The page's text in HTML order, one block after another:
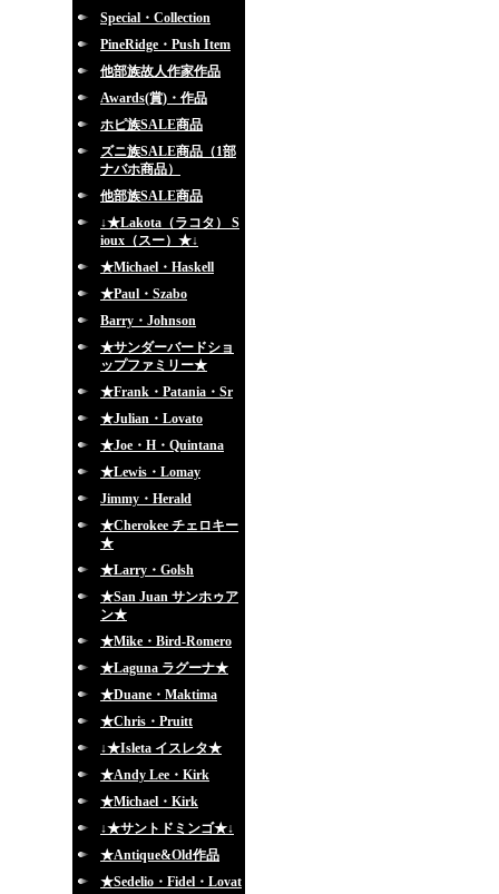
Special・Collection
PineRidge・Push Item
他部族故人作家作品
Awards(賞)・作品
ホピ族SALE商品
ズニ族SALE商品（1部
ナバホ商品）
他部族SALE商品
↓★Lakota（ラコタ） S
ioux（スー）★↓
★Michael・Haskell
★Paul・Szabo
Barry・Johnson
★サンダーバードショ
ップファミリー★
★Frank・Patania・Sr
★Julian・Lovato
★Joe・H・Quintana
★Lewis・Lomay
Jimmy・Herald
★Cherokee チェロキー
★
★Larry・Golsh
★San Juan サンホゥア
ン★
★Mike・Bird-Romero
★Laguna ラグーナ★
★Duane・Maktima
★Chris・Pruitt
↓★Isleta イスレタ★
★Andy Lee・Kirk
★Michael・Kirk
↓★サントドミンゴ★↓
★Antique&Old作品
★Sedelio・Fidel・Lovat